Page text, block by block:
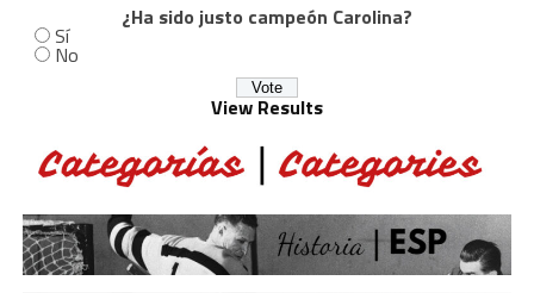
¿Ha sido justo campeón Carolina?
Sí
No
View Results